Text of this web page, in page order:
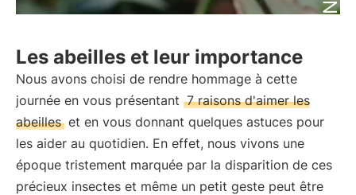
Les abeilles et leur importance
Nous avons choisi de rendre hommage à cette
journée en vous présentant 7 raisons d'aimer les
abeilles et en vous donnant quelques astuces pour
les aider au quotidien. En effet, nous vivons une
époque tristement marquée par la disparition de ces
précieux insectes et même un petit geste peut être